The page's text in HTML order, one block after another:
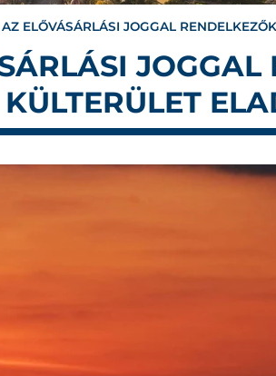
AZ ELŐVÁSÁRLÁSI JOGGAL